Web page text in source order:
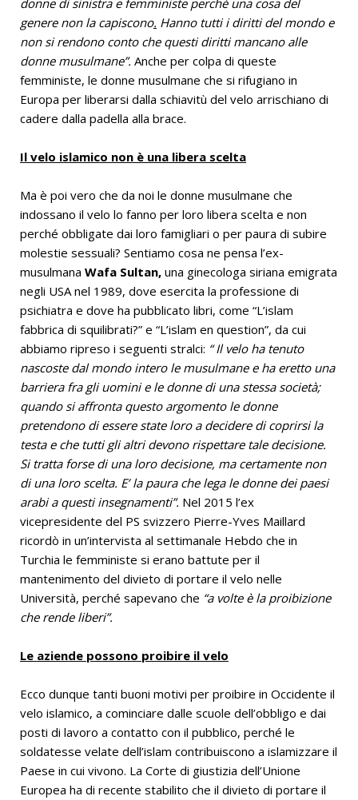
donne di sinistra e femministe perché una cosa del
genere non la capiscono. Hanno tutti i diritti del mondo e
non si rendono conto che questi diritti mancano alle
donne musulmane”. Anche per colpa di queste
femministe, le donne musulmane che si rifugiano in
Europa per liberarsi dalla schiavitù del velo arrischiano di
cadere dalla padella alla brace.
Il velo islamico non è una libera scelta
Ma è poi vero che da noi le donne musulmane che
indossano il velo lo fanno per loro libera scelta e non
perché obbligate dai loro famigliari o per paura di subire
molestie sessuali? Sentiamo cosa ne pensa l’ex-
musulmana Wafa Sultan, una ginecologa siriana emigrata
negli USA nel 1989, dove esercita la professione di
psichiatra e dove ha pubblicato libri, come “L’islam
fabbrica di squilibrati?” e “L’islam en question”, da cui
abbiamo ripreso i seguenti stralci: “ Il velo ha tenuto
nascoste dal mondo intero le musulmane e ha eretto una
barriera fra gli uomini e le donne di una stessa società;
quando si affronta questo argomento le donne
pretendono di essere state loro a decidere di coprirsi la
testa e che tutti gli altri devono rispettare tale decisione.
Si tratta forse di una loro decisione, ma certamente non
di una loro scelta. E’ la paura che lega le donne dei paesi
arabi a questi insegnamenti”. Nel 2015 l’ex
vicepresidente del PS svizzero Pierre-Yves Maillard
ricordò in un’intervista al settimanale Hebdo che in
Turchia le femministe si erano battute per il
mantenimento del divieto di portare il velo nelle
Università, perché sapevano che “a volte è la proibizione
che rende liberi”.
Le aziende possono proibire il velo
Ecco dunque tanti buoni motivi per proibire in Occidente il
velo islamico, a cominciare dalle scuole dell’obbligo e dai
posti di lavoro a contatto con il pubblico, perché le
soldatesse velate dell’islam contribuiscono a islamizzare il
Paese in cui vivono. La Corte di giustizia dell’Unione
Europea ha di recente stabilito che il divieto di portare il